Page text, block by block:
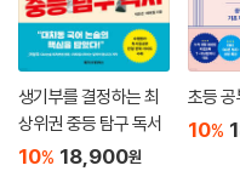
생기부를 결정하는 최
상위권 중등 탐구 독서
10% 18,900원
초등 공
10%